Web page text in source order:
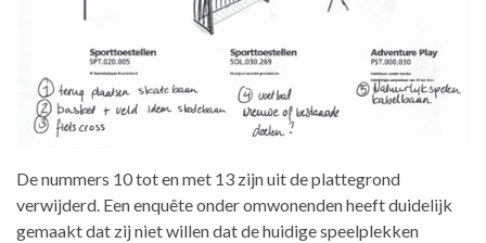
De nummers 10 tot en met 13 zijn uit de plattegrond
verwijderd. Een enquête onder omwonenden heeft duidelijk
gemaakt dat zij niet willen dat de huidige speelplekken